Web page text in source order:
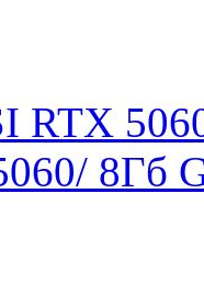
RTX
8Гб